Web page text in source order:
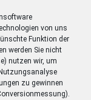
von uns
Funktion der
werden Sie nicht
nutzen wir, um
zu gewinnen
Abo endet